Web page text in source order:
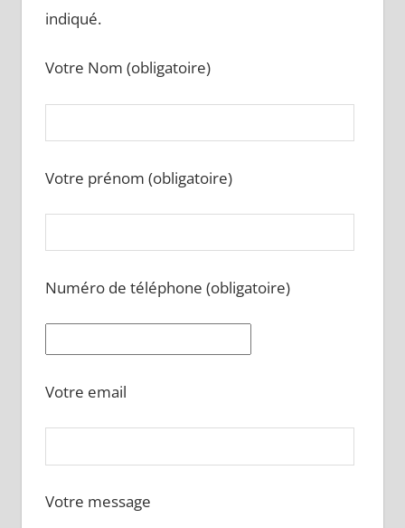
indiqué.
Votre Nom (obligatoire)
Votre prénom (obligatoire)
Numéro de téléphone (obligatoire)
Votre email
Votre message